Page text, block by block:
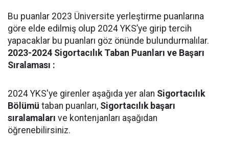
Bu puanlar 2023 Üniversite yerleştirme puanlarına
göre elde edilmiş olup 2024 YKS’ye girip tercih
yapacaklar bu puanları göz önünde bulundurmalılar.
2023-2024 Sigortacılık Taban Puanları ve Başarı
Sıralaması :
2024 YKS'ye girenler aşağıda yer alan Sigortacılık
Bölümü taban puanları, Sigortacılık başarı
sıralamaları ve kontenjanları aşağıdan
öğrenebilirsiniz.